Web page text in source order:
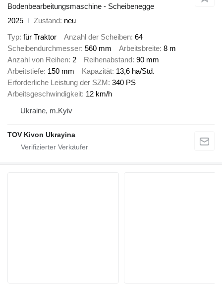
Bodenbearbeitungsmaschine - Scheibenegge
2025
Zustand neu
Typ für Traktor Anzahl der Scheiben 64
Scheibendurchmesser 560 mm Arbeitsbreite 8 m
Anzahl von Reihen 2 Reihenabstand 90 mm
Arbeitstiefe 150 mm Kapazität 13,6 ha/Std.
Erforderliche Leistung der SZM 340 PS
Arbeitsgeschwindigkeit 12 km/h
Ukraine, m.Kyiv
TOV Kivon Ukrayina